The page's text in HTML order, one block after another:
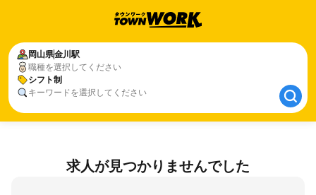
岡山県金川駅
職種を選択してください
シフト制
キーワードを選択してください
岡山県金川駅
シフト制
求人が見つかりませんでした